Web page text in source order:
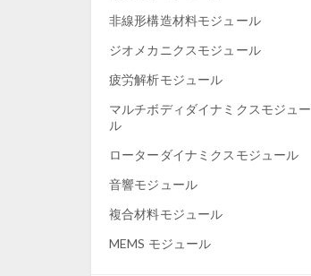
非線形構造材料モジュール
ジオメカニクスモジュール
疲労解析モジュール
マルチボディダイナミクスモジュー
ル
ローターダイナミクスモジュール
音響モジュール
複合材料モジュール
MEMS モジュール